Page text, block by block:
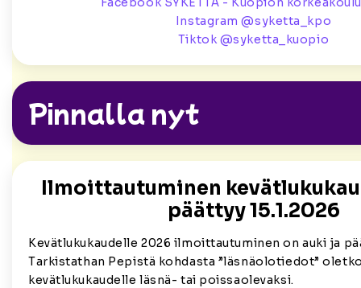
Instagram @syketta_kpo
Tiktok @syketta_kuopio
Pinnalla nyt
Ilmoittautuminen
päättyy 15.1.2026
Kevätlukukaudelle 2026 ilmoittautuminen on auki ja
Tarkistathan Pepistä kohdasta ”läsnäolotiedot”
kevätlukukaudelle läsnä- tai poissaolevaksi.